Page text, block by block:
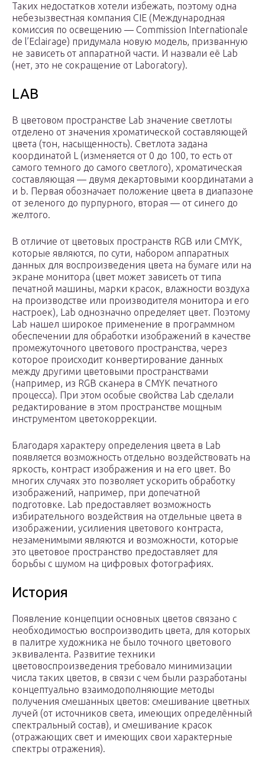
Таких недостатков хотели избежать, поэтому одна
небезызвестная компания CIE (Международная
комиссия по освещению — Commission Internationale
de l’Eclairage) придумала новую модель, призванную
не зависеть от аппаратной части. И назвали её Lab
(нет, это не сокращение от Laboratory).
LAB
В цветовом пространстве Lab значение светлоты
отделено от значения хроматической составляющей
цвета (тон, насыщенность). Светлота задана
координатой L (изменяется от 0 до 100, то есть от
самого темного до самого светлого), хроматическая
составляющая — двумя декартовыми координатами a
и b. Первая обозначает положение цвета в диапазоне
от зеленого до пурпурного, вторая — от синего до
желтого.
В отличие от цветовых пространств RGB или CMYK,
которые являются, по сути, набором аппаратных
данных для воспроизведения цвета на бумаге или на
экране монитора (цвет может зависеть от типа
печатной машины, марки красок, влажности воздуха
на производстве или производителя монитора и его
настроек), Lab однозначно определяет цвет. Поэтому
Lab нашел широкое применение в программном
обеспечении для обработки изображений в качестве
промежуточного цветового пространства, через
которое происходит конвертирование данных
между другими цветовыми пространствами
(например, из RGB сканера в CMYK печатного
процесса). При этом особые свойства Lab сделали
редактирование в этом пространстве мощным
инструментом цветокоррекции.
Благодаря характеру определения цвета в Lab
появляется возможность отдельно воздействовать на
яркость, контраст изображения и на его цвет. Во
многих случаях это позволяет ускорить обработку
изображений, например, при допечатной
подготовке. Lab предоставляет возможность
избирательного воздействия на отдельные цвета в
изображении, усилиения цветового контраста,
незаменимыми являются и возможности, которые
это цветовое пространство предоставляет для
борьбы с шумом на цифровых фотографиях.
История
Появление концепции основных цветов связано с
необходимостью воспроизводить цвета, для которых
в палитре художника не было точного цветового
эквивалента. Развитие техники
цветовоспроизведения требовало минимизации
числа таких цветов, в связи с чем были разработаны
концептуально взаимодополняющие методы
получения смешанных цветов: смешивание цветных
лучей (от источников света, имеющих определённый
спектральный состав), и смешивание красок
(отражающих свет и имеющих свои характерные
спектры отражения).